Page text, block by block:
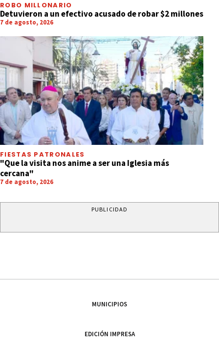
ROBO MILLONARIO
Detuvieron a un efectivo acusado de robar $2 millones
7 de agosto, 2026
FIESTAS PATRONALES
"Que la visita nos anime a ser una Iglesia más
cercana"
7 de agosto, 2026
PUBLICIDAD
MUNICIPIOS
EDICIÓN IMPRESA